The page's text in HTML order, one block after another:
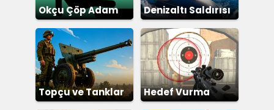
Okçu Çöp Adam Denizaltı Saldırısı
Topçu ve Tanklar Hedef Vurma